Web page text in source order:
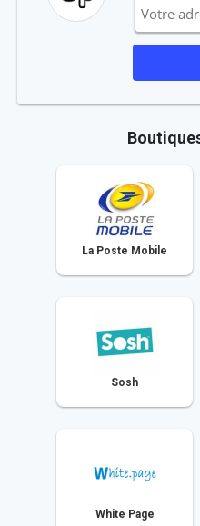
La Poste Mobile
Sosh
White Page